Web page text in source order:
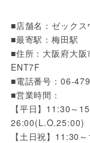
■店舗名：ゼックス
■最寄駅：梅田駅
■住所：大阪府大
ENT7F
■電話番号：06-
■営業時間：
【平日】11:30～
26:00(L.O.25:00)
【土日祝】11:30